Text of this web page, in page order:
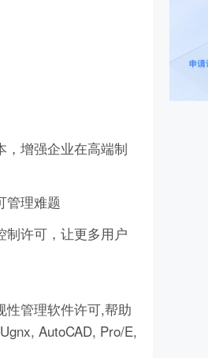
，增强企业在高端制
管理难题
制许可，让更多用户
性管理软件许可,帮助
AutoCAD, Pro/E,